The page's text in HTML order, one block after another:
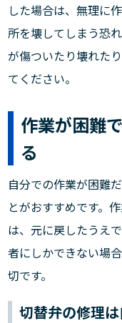
した場合は、無理に
所を壊してしまう恐
が傷ついたり壊れた
てください。
作業が困難
る
自分での作業が困難
とがおすすめです。
は、元に戻したうえ
者にしかできない場
切です。
切替弁の修理